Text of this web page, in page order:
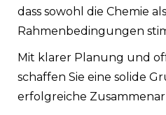
dass sowohl die Chemie
Rahmenbedingungen
Mit klarer Planung und
schaffen Sie eine solide
erfolgreiche